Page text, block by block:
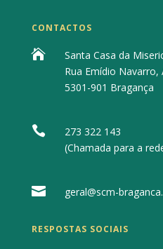
CONTACTOS

Santa Casa da
Rua Emídio
5301-901 Bragança

273 322 143
(Chamada para a
 geral@scm-
RESPOSTAS SOCIAIS